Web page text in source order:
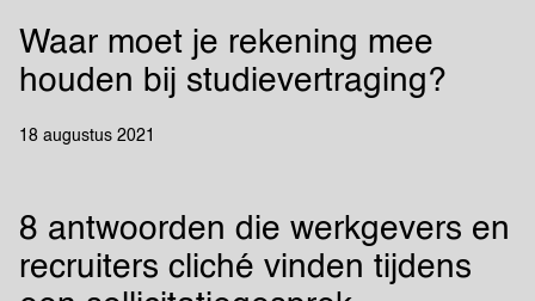
Waar moet je rekening mee
houden bij studievertraging?
18 augustus 2021
8 antwoorden die werkgevers en
recruiters cliché vinden tijdens